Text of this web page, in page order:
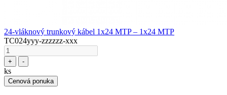
24-vláknový trunkový kábel 1x24 MTP – 1x24 MTP
TC024yyy-zzzzzz-xxx
+ -
ks
Cenová ponuka